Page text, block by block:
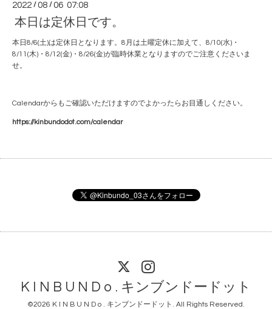
2022 /08 /06 07:08
本日は定休日です。
本日8/6(土)は定休日となります。8月は土曜定休に加えて、8/10(水)・
8/11(木)・8/12(金)・8/26(金)が臨時休業となりますのでご注意くださいま
せ。
Calendarからもご確認いただけますのでよかったらお目通しください。
https://kinbundodot.com/calendar
K I N B U N D o . キンブンドードット
©2026 K I N B U N D o . キンブンドードット . All Rights Reserved.